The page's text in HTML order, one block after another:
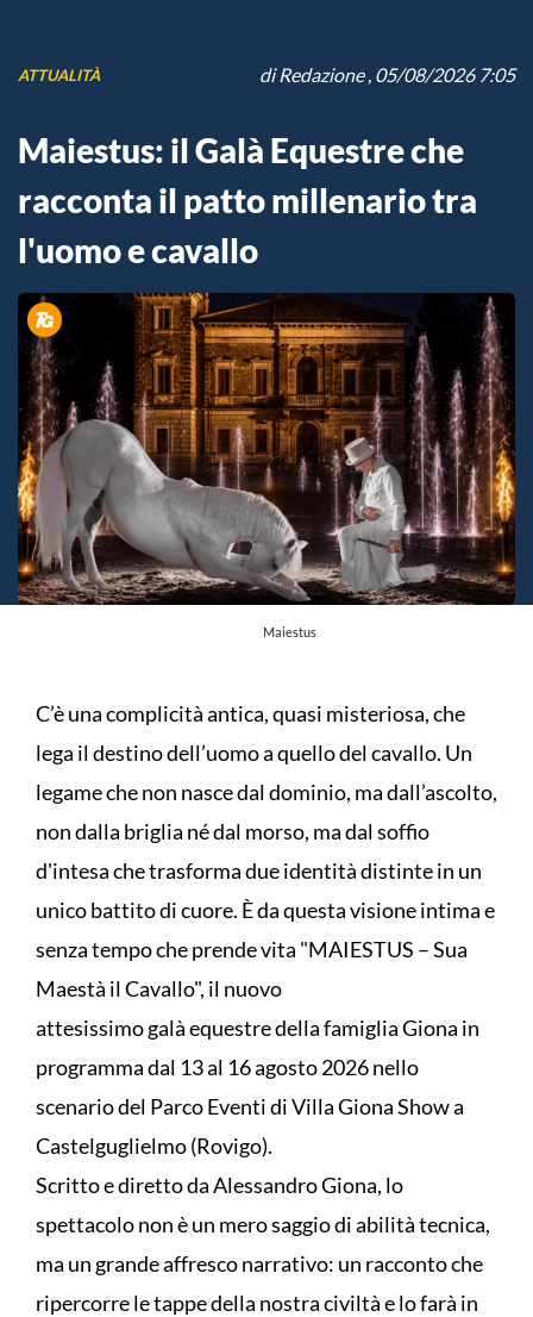
ATTUALITÀ diRedazione, 05/08/2026 7:05
Maiestus: il Galà Equestre che
racconta il patto millenario tra
l'uomo e cavallo
Maiestus
C’è una complicità antica, quasi misteriosa, che
lega il destino dell’uomo a quello del cavallo. Un
legame che non nasce dal dominio, ma dall’ascolto,
non dalla briglia né dal morso, ma dal soffio
d'intesa che trasforma due identità distinte in un
unico battito di cuore. È da questa visione intima e
senza tempo che prende vita "MAIESTUS – Sua
Maestà il Cavallo", il nuovo
attesissimo galà equestre della famiglia Giona in
programma dal 13 al 16 agosto 2026 nello
scenario del Parco Eventi di Villa Giona Show a
Castelguglielmo (Rovigo).
Scritto e diretto da Alessandro Giona, lo
spettacolo non è un mero saggio di abilità tecnica,
ma un grande affresco narrativo: un racconto che
ripercorre le tappe della nostra civiltà e lo farà in